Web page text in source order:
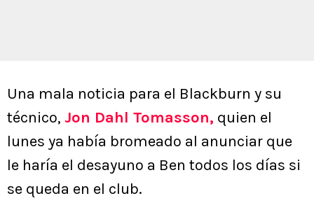
Una mala noticia para el Blackburn y su
técnico, Jon Dahl Tomasson, quien el
lunes ya había bromeado al anunciar que
le haría el desayuno a Ben todos los días si
se queda en el club.